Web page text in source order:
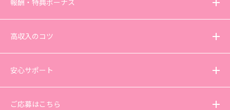
報酬・特典ボーナス
高収入のコツ
安心サポート
ご応募はこちら